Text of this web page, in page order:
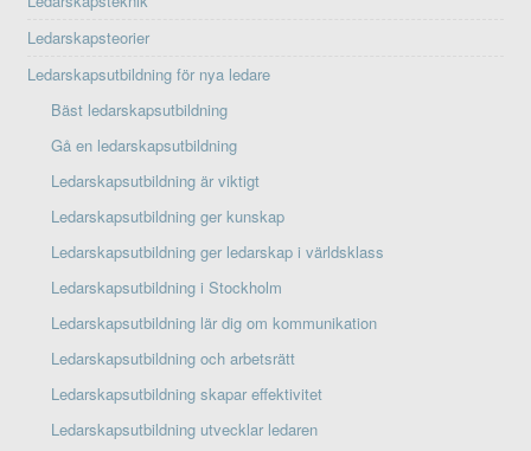
Ledarskapsteorier
Ledarskapsutbildning för nya ledare
Bäst ledarskapsutbildning
Gå en ledarskapsutbildning
Ledarskapsutbildning är viktigt
Ledarskapsutbildning ger kunskap
Ledarskapsutbildning ger ledarskap i världsklass
Ledarskapsutbildning i Stockholm
Ledarskapsutbildning lär dig om kommunikation
Ledarskapsutbildning och arbetsrätt
Ledarskapsutbildning skapar effektivitet
Ledarskapsutbildning utvecklar ledaren